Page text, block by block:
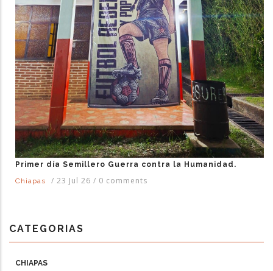
Primer día Semillero Guerra contra la Humanidad.
Chiapas
/ 23 Jul 26 / 0 comments
CATEGORIAS
CHIAPAS